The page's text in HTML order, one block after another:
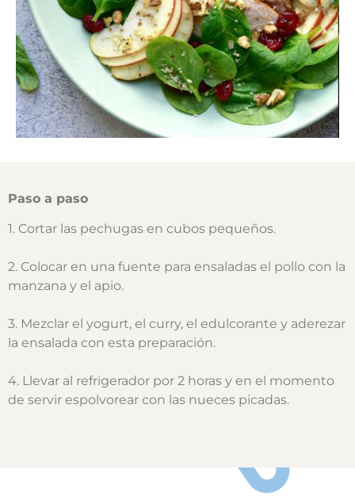
Paso a paso
1. Cortar las pechugas en cubos pequeños.
2. Colocar en una fuente para ensaladas el pollo con la
manzana y el apio.
3. Mezclar el yogurt, el curry, el edulcorante y aderezar
la ensalada con esta preparación.
4. Llevar al refrigerador por 2 horas y en el momento
de servir espolvorear con las nueces picadas.